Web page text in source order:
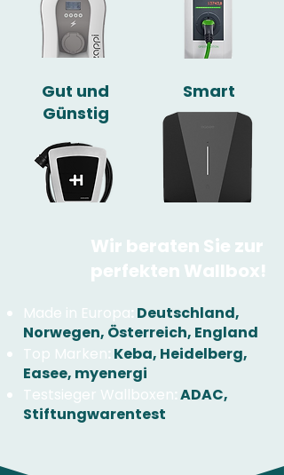
Gut und
Günstig
Smart
Wir beraten Sie zur
perfekten Wallbox!
Made in Europa: Deutschland,
Norwegen, Österreich, England
Top Marken: Keba, Heidelberg,
Easee, myenergi
Testsieger Wallboxen:ADAC,
Stiftungwarentest